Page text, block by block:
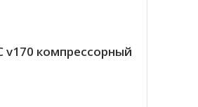
v170 компрессорный